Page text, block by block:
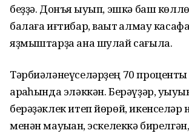
беҙҙә. Донъя ҡыуып, эшкә баш
балаға иғтибар, ваҡыт ҡалмау
яҙмыштарҙа ана шулай сағыла.
Тәрбиәләнеүселәрҙең 70
арҡаһында эләккән. Берәүҙәр,
берәҙәклек итеп йөрөй, икенселәр
менән мауыҡҡан, эскелеккә